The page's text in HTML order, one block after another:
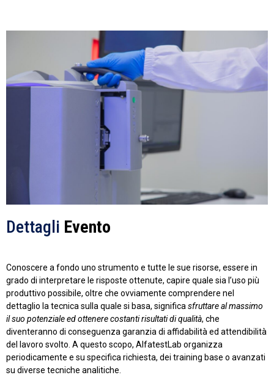
Dettagli Evento
Conoscere a fondo uno strumento e tutte le sue risorse, essere in
grado di interpretare le risposte ottenute, capire quale sia l’uso più
produttivo possibile, oltre che ovviamente comprendere nel
dettaglio la tecnica sulla quale si basa, significasfruttare al massimo
il suo potenziale ed ottenere costanti risultati di qualità, che
diventeranno di conseguenza garanzia di affidabilità ed attendibilità
del lavoro svolto. A questo scopo, AlfatestLab organizza
periodicamente e su specifica richiesta, dei training base o avanzati
su diverse tecniche analitiche.